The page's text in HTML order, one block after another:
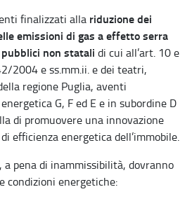
finalizzati alla riduzione dei
emissioni di gas a effetto serra
non statali di cui all’art. 10 e
2004 e ss.mm.ii. e dei teatri,
regione Puglia, aventi
G, F ed E e in subordine D
di promuovere una innovazione
efficienza energetica dell’immobile.
pena di inammissibilità, dovranno
condizioni energetiche: